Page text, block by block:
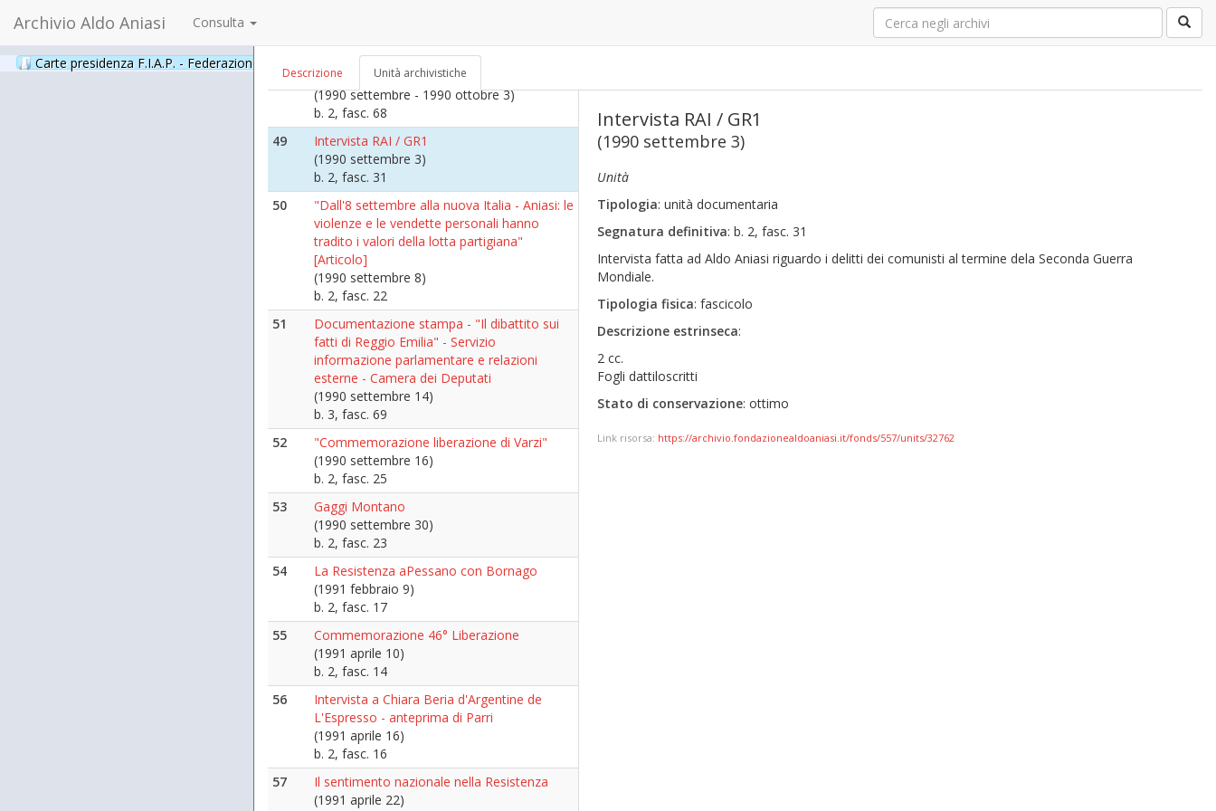
Archivio Aldo Aniasi Consulta
Carte presidenza F.I.A.P. - Federazione Italiana Associazioni Partigiane
Descrizione Unità archivistiche
b. 2, fasc. 67
48
Intervista a "La Provincia Pavese"
(1990 settembre - 1990 ottobre 3)
b. 2, fasc. 68
49
Intervista RAI / GR1
(1990 settembre 3)
b. 2, fasc. 31
50
"Dall'8 settembre alla nuova Italia - Aniasi: le
violenze e le vendette personali hanno
tradito i valori della lotta partigiana"
[Articolo]
(1990 settembre 8)
b. 2, fasc. 22
51
Documentazione stampa - "Il dibattito sui
fatti di Reggio Emilia" - Servizio
informazione parlamentare e relazioni
esterne - Camera dei Deputati
(1990 settembre 14)
b. 3, fasc. 69
52
"Commemorazione liberazione di Varzi"
(1990 settembre 16)
b. 2, fasc. 25
53
Gaggi Montano
(1990 settembre 30)
b. 2, fasc. 23
54
La Resistenza aPessano con Bornago
(1991 febbraio 9)
b. 2, fasc. 17
55
Commemorazione 46° Liberazione
(1991 aprile 10)
b. 2, fasc. 14
56
Intervista a Chiara Beria d'Argentine de
L'Espresso - anteprima di Parri
(1991 aprile 16)
b. 2, fasc. 16
57
Il sentimento nazionale nella Resistenza
(1991 aprile 22)
Intervista RAI / GR1
(1990 settembre 3)
Unità
Tipologia: unità documentaria
Segnatura definitiva: b. 2, fasc. 31
Intervista fatta ad Aldo Aniasi riguardo i delitti dei comunisti al termine dela Seconda Guerra
Mondiale.
Tipologia fisica: fascicolo
Descrizione estrinseca:
2 cc.
Fogli dattiloscritti
Stato di conservazione: ottimo
Link risorsa: https://archivio.fondazionealdoaniasi.it/fonds/557/units/32762